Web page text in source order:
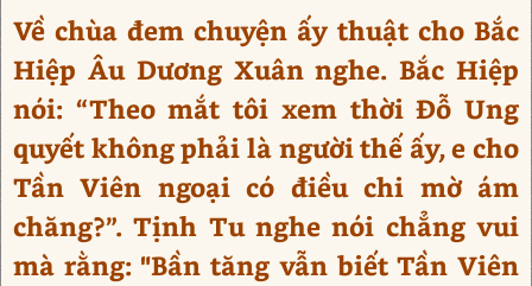
Về chùa đem chuyện ấy thuật cho Bắc
Hiệp Âu Dương Xuân nghe. Bắc Hiệp
nói: “Theo mắt tôi xem thời Đỗ Ung
quyết không phải là người thế ấy, e cho
Tần Viên ngoại có điều chi mờ ám
chăng?”. Tịnh Tu nghe nói chẳng vui
mà rằng: "Bần tăng vẫn biết Tần Viên